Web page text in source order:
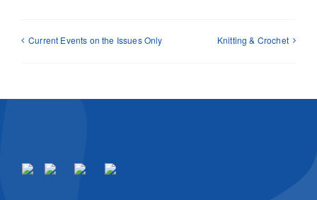
Current Events on the Issues Only Knitting & Crochet